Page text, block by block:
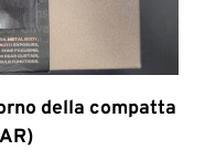
della compatta